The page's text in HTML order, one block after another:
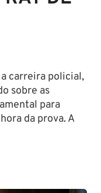
carreira policial,
sobre as
para
da prova. A